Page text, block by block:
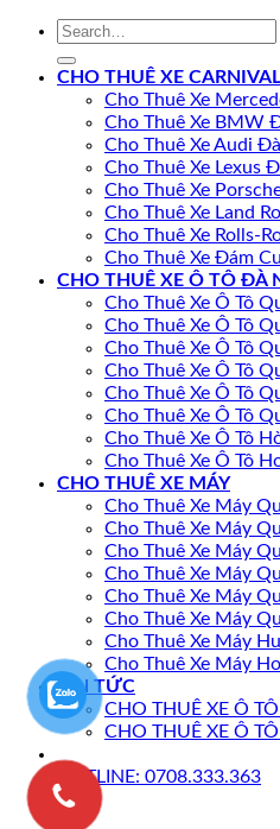
CHO THUÊ XE
Cho Thuê Xe
Cho Thuê Xe BMW
Cho Thuê Xe Audi
Cho Thuê Xe Lexus
Cho Thuê Xe
Cho Thuê Xe Land
Cho Thuê Xe Rolls-
Cho Thuê Xe Đám
CHO THUÊ XE Ô TÔ ĐÀ
Cho Thuê Xe Ô Tô
Cho Thuê Xe Ô Tô
Cho Thuê Xe Ô Tô
Cho Thuê Xe Ô Tô
Cho Thuê Xe Ô Tô
Cho Thuê Xe Ô Tô
Cho Thuê Xe Ô Tô
Cho Thuê Xe Ô Tô
CHO THUÊ XE MÁY
Cho Thuê Xe Máy
Cho Thuê Xe Máy
Cho Thuê Xe Máy
Cho Thuê Xe Máy
Cho Thuê Xe Máy
Cho Thuê Xe Máy
Cho Thuê Xe Máy
Cho Thuê Xe Máy
TIN TỨC
CHO THUÊ XE Ô
CHO THUÊ XE Ô
HOTLINE: 0708.333.363